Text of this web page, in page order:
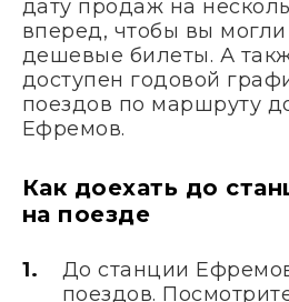
дату продаж на
вперед, чтобы вы
дешевые билеты. А
доступен годовой
поездов по маршруту
Ефремов.
Как доехать до
на поезде
До станции
поездов.